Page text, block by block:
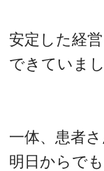
安定した経
できていまし
一体、患者
明日からで